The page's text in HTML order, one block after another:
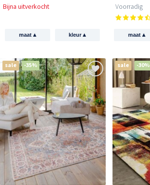
Bijna uitverkocht
maat ▴ kleur▴
Voorradig
maat ▴
sale -35% sale -30%